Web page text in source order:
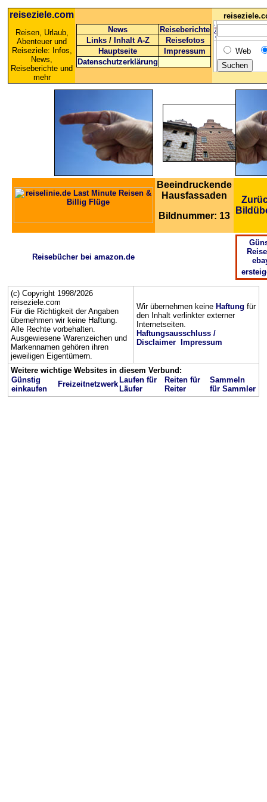
reiseziele.com
Reisen, Urlaub,
Abenteuer und
Reiseziele: Infos,
News,
Reiseberichte und
mehr
News
Reiseberichte
Links / Inhalt A-Z
Reisefotos
Hauptseite
Impressum
Datenschutzerklärung
Web
Beeindruckende
Hausfassaden
Bildnummer: 13
Reisebücher bei amazon.de
(c) Copyright 1998/2026
reiseziele.com
Für die Richtigkeit der Angaben
übernehmen wir keine Haftung.
Alle Rechte vorbehalten.
Ausgewiesene Warenzeichen und
Markennamen gehören ihren
jeweiligen Eigentümern.
Wir übernehmen keine Haftung für
den Inhalt verlinkter externer
Internetseiten.
Haftungsausschluss /
Disclaimer
Impressum
Weitere wichtige Websites in diesem Verbund:
Günstig
einkaufen
Freizeitnetzwerk Laufen für
Läufer
Reiten für
Reiter
Sammeln
für Sammler